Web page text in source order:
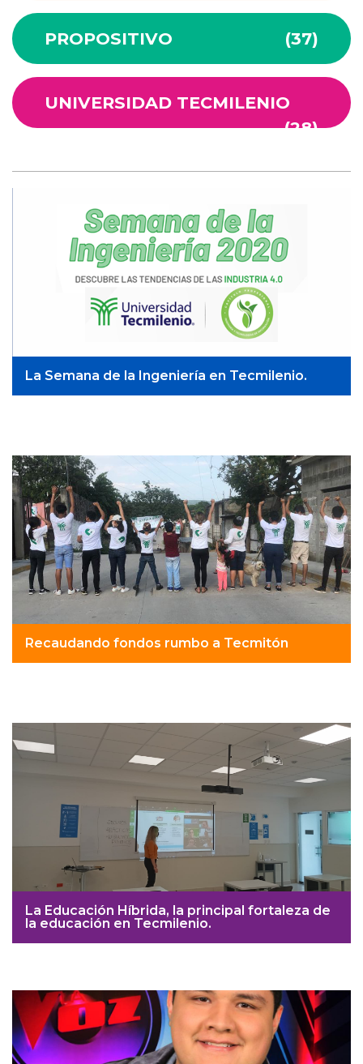
PROPOSITIVO (37)
UNIVERSIDAD TECMILENIO
(28)
La Semana de la Ingeniería en Tecmilenio.
Recaudando fondos rumbo a Tecmitón
La Educación Híbrida, la principal fortaleza de
la educación en Tecmilenio.